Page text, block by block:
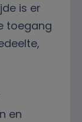
is er
toegang
en